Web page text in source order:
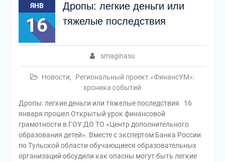
ЯНВ
16
Дропы: легкие деньги или
тяжелые последствия
smaginasu
Новости,
Региональный проект «ФинансУМ»:
хроника событий
Дропы: легкие деньги или тяжелые последствия 16
января прошел Открытый урок финансовой
грамотности в ГОУ ДО ТО «Центр дополнительного
образования детей». Вместе с экспертом Банка России
по Тульской области обучающиеся образовательных
организаций обсудили как опасны могут быть легкие